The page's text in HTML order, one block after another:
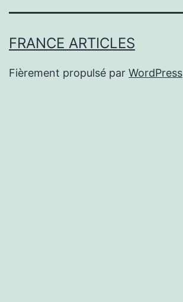
FRANCE ARTICLES
Fièrement propulsé par WordPress